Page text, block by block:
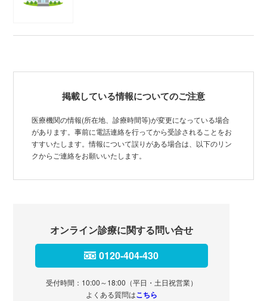
掲載している情報についてのご注意
医療機関の情報(所在地、診療時間等)が変更になっている場合
があります。事前に電話連絡を行ってから受診されることをお
すすいたします。情報について誤りがある場合は、以下のリン
クからご連絡をお願いいたします。
オンライン診療に関する問い合せ
0120-404-430
受付時間：10:00～18:00（平日・土日祝営業）
よくある質問はこちら